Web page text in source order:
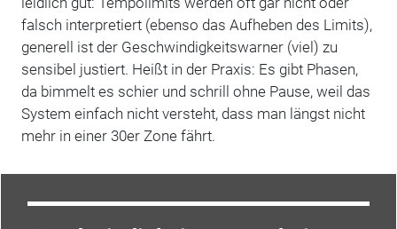
falsch interpretiert (ebenso das Aufheben des Limits),
generell ist der Geschwindigkeitswarner (viel) zu
sensibel justiert. Heißt in der Praxis: Es gibt Phasen,
da bimmelt es schier und schrill ohne Pause, weil das
System einfach nicht versteht, dass man längst nicht
mehr in einer 30er Zone fährt.